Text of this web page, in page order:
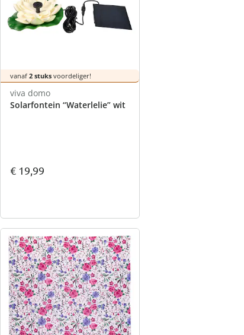
vanaf 2 stuks voordeliger!
viva domo
Solarfontein “Waterlelie” wit
€ 19,99